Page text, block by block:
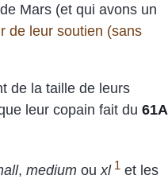
Mars (et qui avons un
de leur soutien (sans
de la taille de leurs
leur copain fait du 61A
, medium ou xl 1 et les